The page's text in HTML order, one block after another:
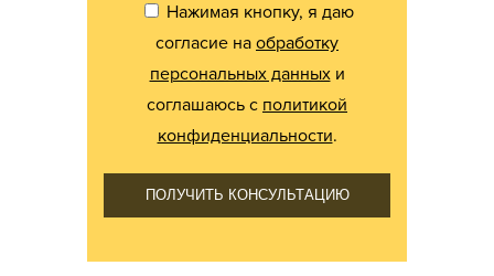
Нажимая кнопку, я даю
согласие на обработку
персональных данныхи
соглашаюсь с политикой
конфиденциальности.
ПОЛУЧИТЬ КОНСУЛЬТАЦИЮ